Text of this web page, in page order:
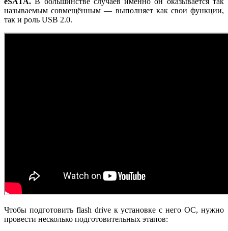
называемым совмещённым — выполняет как свои функции,
так и роль USB 2.0.
Чтобы подготовить flash drive к установке с него ОС, нужно
провести несколько подготовительных этапов: